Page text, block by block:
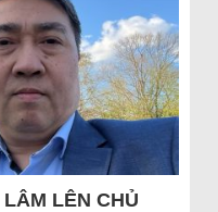
LÊN CHỦ